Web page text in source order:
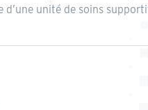
d’une unité de soins